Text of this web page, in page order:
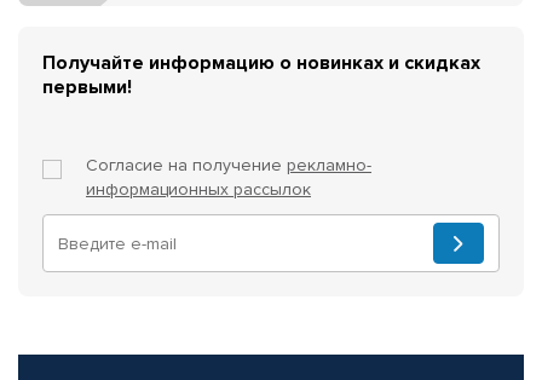
Получайте информацию о новинках и скидках
первыми!
Согласие на получение рекламно-
информационных рассылок